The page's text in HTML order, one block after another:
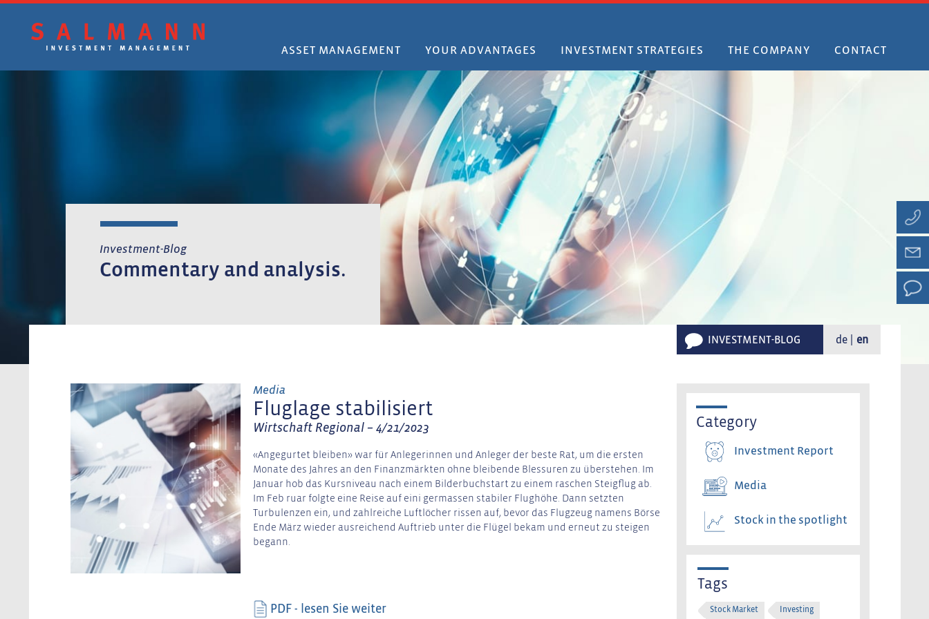
content
ASSET MANAGEMENT YOUR ADVANTAGES INVESTMENT STRATEGIES THE COMPANY CONTACT
Investment-Blog
Commentary and analysis.
INVESTMENT-BLOG de en
Media
Fluglage stabilisiert
Wirtschaft Regional – 4/21/2023
«Angegurtet bleiben» war für Anlegerinnen und Anleger der beste Rat, um die ersten
Monate des Jahres an den Finanzmärkten ohne bleibende Blessuren zu überstehen. Im
Januar hob das Kursniveau nach einem Bilderbuchstart zu einem raschen Steigflug ab.
Im Feb ruar folgte eine Reise auf eini germassen stabiler Flughöhe. Dann setzten
Turbulenzen ein, und zahlreiche Luftlöcher rissen auf, bevor das Flugzeug namens Börse
Ende März wieder ausreichend Auftrieb unter die Flügel bekam und erneut zu steigen
begann.
PDF - lesen Sie weiter
Category
Investment Report
Media
Stock in the spotlight
Tags
Stock Market Investing